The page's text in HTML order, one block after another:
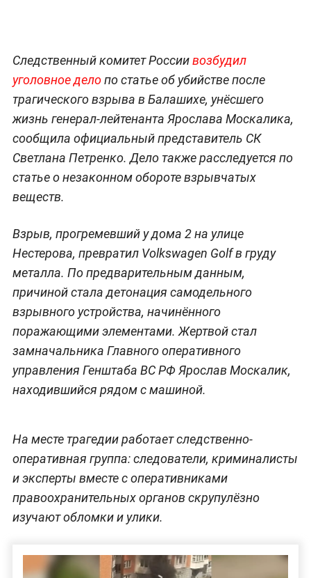
Следственный комитет Россиивозбудил
уголовное делопо статье об убийстве после
трагического взрыва в Балашихе, унёсшего
жизнь генерал-лейтенанта Ярослава Москалика,
сообщила официальный представитель СК
Светлана Петренко. Дело также расследуется по
статье о незаконном обороте взрывчатых
веществ.
Взрыв, прогремевший у дома 2 на улице
Нестерова, превратил Volkswagen Golf в груду
металла. По предварительным данным,
причиной стала детонация самодельного
взрывного устройства, начинённого
поражающими элементами. Жертвой стал
замначальника Главного оперативного
управления Генштаба ВС РФ Ярослав Москалик,
находившийся рядом с машиной.
На месте трагедии работает следственно-
оперативная группа: следователи, криминалисты
и эксперты вместе с оперативниками
правоохранительных органов скрупулёзно
изучают обломки и улики.